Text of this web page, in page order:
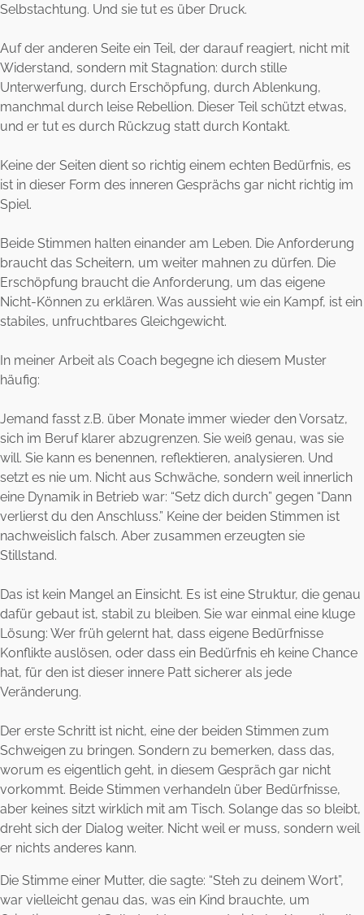
Selbstachtung. Und sie tut es über Druck.
Auf der anderen Seite ein Teil, der darauf reagiert, nicht mit
Widerstand, sondern mit Stagnation: durch stille
Unterwerfung, durch Erschöpfung, durch Ablenkung,
manchmal durch leise Rebellion. Dieser Teil schützt etwas,
und er tut es durch Rückzug statt durch Kontakt.
Keine der Seiten dient so richtig einem echten Bedürfnis, es
ist in dieser Form des inneren Gesprächs gar nicht richtig im
Spiel.
Beide Stimmen halten einander am Leben. Die Anforderung
braucht das Scheitern, um weiter mahnen zu dürfen. Die
Erschöpfung braucht die Anforderung, um das eigene
Nicht-Können zu erklären. Was aussieht wie ein Kampf, ist ein
stabiles, unfruchtbares Gleichgewicht.
In meiner Arbeit als Coach begegne ich diesem Muster
häufig:
Jemand fasst z.B. über Monate immer wieder den Vorsatz,
sich im Beruf klarer abzugrenzen. Sie weiß genau, was sie
will. Sie kann es benennen, reflektieren, analysieren. Und
setzt es nie um. Nicht aus Schwäche, sondern weil innerlich
eine Dynamik in Betrieb war: “Setz dich durch” gegen “Dann
verlierst du den Anschluss.” Keine der beiden Stimmen ist
nachweislich falsch. Aber zusammen erzeugten sie
Stillstand.
Das ist kein Mangel an Einsicht. Es ist eine Struktur, die genau
dafür gebaut ist, stabil zu bleiben. Sie war einmal eine kluge
Lösung: Wer früh gelernt hat, dass eigene Bedürfnisse
Konflikte auslösen, oder dass ein Bedürfnis eh keine Chance
hat, für den ist dieser innere Patt sicherer als jede
Veränderung.
Der erste Schritt ist nicht, eine der beiden Stimmen zum
Schweigen zu bringen. Sondern zu bemerken, dass das,
worum es eigentlich geht, in diesem Gespräch gar nicht
vorkommt. Beide Stimmen verhandeln über Bedürfnisse,
aber keines sitzt wirklich mit am Tisch. Solange das so bleibt,
dreht sich der Dialog weiter. Nicht weil er muss, sondern weil
er nichts anderes kann.
Die Stimme einer Mutter, die sagte: “Steh zu deinem Wort”,
war vielleicht genau das, was ein Kind brauchte, um